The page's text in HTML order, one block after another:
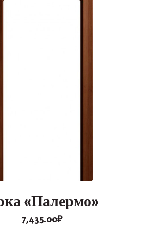
«Палермо»
7,435.00₽